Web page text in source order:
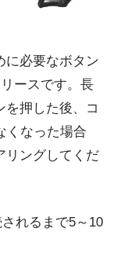
に必要なボタン
ースです。長
を押した後、コ
くなった場合
リングしてくだ
れるまで5～10